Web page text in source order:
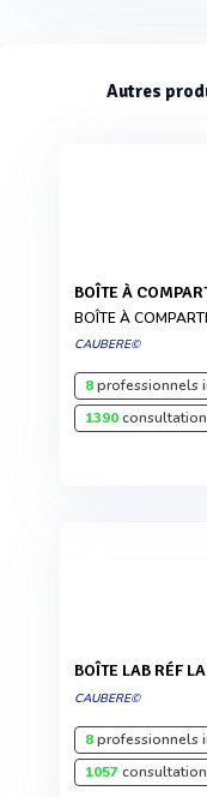
Autres
BOÎTE À
BOÎTE À
CAUBERE©
8professionnels
1390
BOÎTE LAB RÉF
CAUBERE©
8professionnels
1057